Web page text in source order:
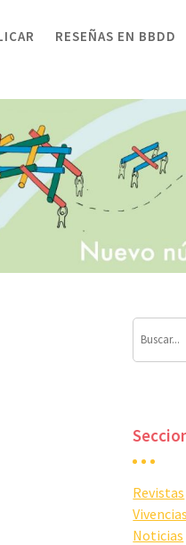
RESEÑAS EN BBDD
Revistas
Noticias